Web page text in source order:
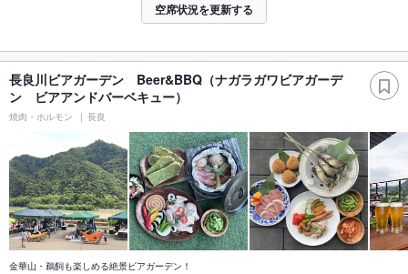
空席状況を更新する
長良川ビアガーデン Beer&BBQ（ナガラガワビアガーデ
ン ビアアンドバーベキュー）
焼肉・ホルモン 長良
金華山・鵜飼も楽しめる絶景ビアガーデン！